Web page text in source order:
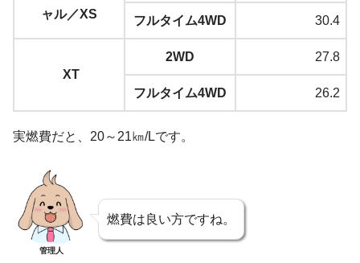
ャル／XS
フルタイム4WD 30.4
XT
2WD 27.8
フルタイム4WD 26.2
実燃費だと、20～21㎞/Lです。
管理人
燃費は良い方ですね。